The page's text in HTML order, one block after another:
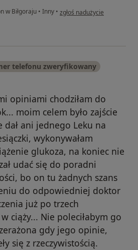
w Biłgoraju • Inny • w opinii użytkownika Nie
zgłoś nadużycie
telefonu zweryfikowany
opiniami chodziłam do
moim celem było zajście
dał ani jednego Leku na
wykonywałam
glukoza, na koniec nie
udać się do poradni
bo on tu żadnych szans
do odpowiedniej doktor
już po trzech
ciąży... Nie poleciłabym go
gdy jego opinie,
się z rzeczywistością.